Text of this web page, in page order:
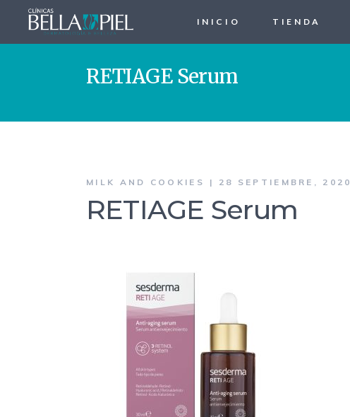
INICIO TIENDA
RETIAGE Serum
MILK AND COOKIES 28 SEPTIEMBRE, 2020
RETIAGE Serum